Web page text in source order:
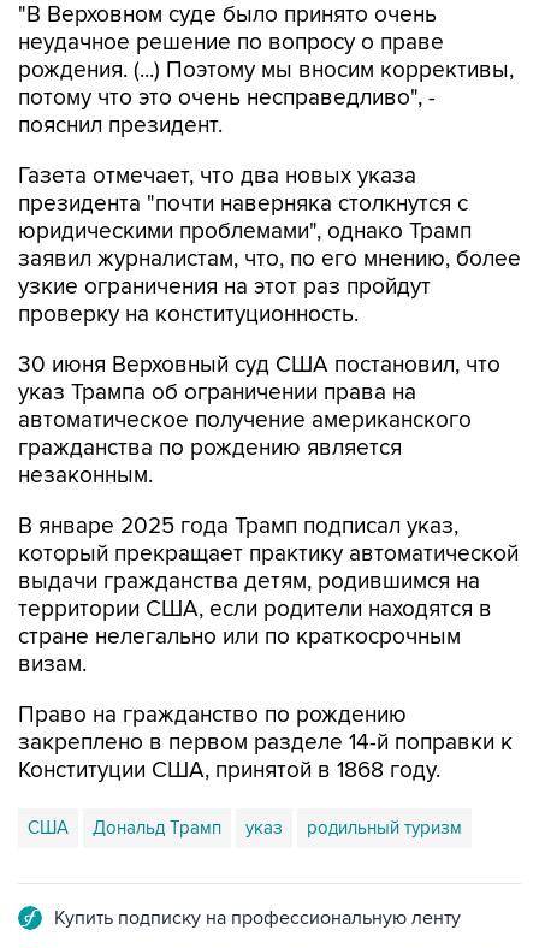
"В Верховном суде было принято очень
неудачное решение по вопросу о праве
рождения. (...) Поэтому мы вносим коррективы,
потому что это очень несправедливо", -
пояснил президент.
Газета отмечает, что два новых указа
президента "почти наверняка столкнутся с
юридическими проблемами", однако Трамп
заявил журналистам, что, по его мнению, более
узкие ограничения на этот раз пройдут
проверку на конституционность.
30 июня Верховный суд США постановил, что
указ Трампа об ограничении права на
автоматическое получение американского
гражданства по рождению является
незаконным.
В январе 2025 года Трамп подписал указ,
который прекращает практику автоматической
выдачи гражданства детям, родившимся на
территории США, если родители находятся в
стране нелегально или по краткосрочным
визам.
Право на гражданство по рождению
закреплено в первом разделе 14-й поправки к
Конституции США, принятой в 1868 году.
США Дональд Трамп указ родильный туризм
Купить подписку на профессиональную ленту